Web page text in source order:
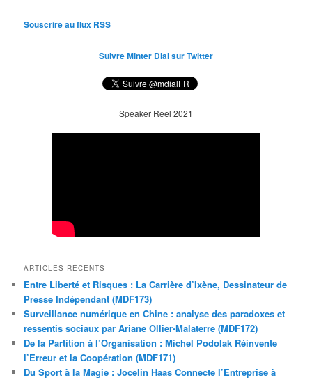
Souscrire au flux RSS
Suivre Minter Dial sur Twitter
Speaker Reel 2021
ARTICLES RÉCENTS
Entre Liberté et Risques : La Carrière d’Ixène, Dessinateur de
Presse Indépendant (MDF173)
Surveillance numérique en Chine : analyse des paradoxes et
ressentis sociaux par Ariane Ollier-Malaterre (MDF172)
De la Partition à l’Organisation : Michel Podolak Réinvente
l’Erreur et la Coopération (MDF171)
Du Sport à la Magie : Jocelin Haas Connecte l’Entreprise à